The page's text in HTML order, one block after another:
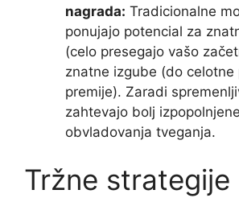
nagrada: Tradicionalne
ponujajo potencial za
(celo presegajo vašo
znatne izgube (do celotne
premije). Zaradi
zahtevajo bolj
obvladovanja tveganja.
Tržne strategije